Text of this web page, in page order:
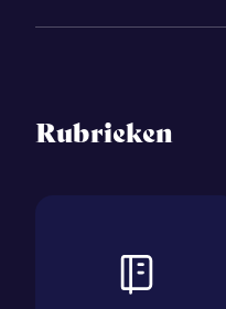
Rubrieken